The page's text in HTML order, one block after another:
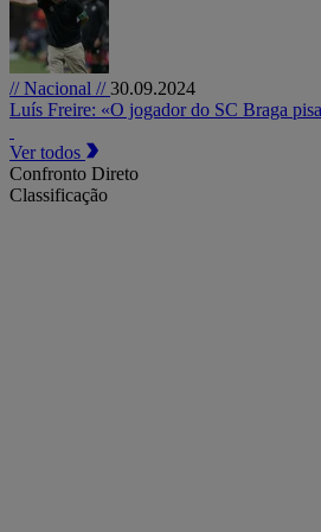
// Nacional //30.09.2024
Luís Freire: «O jogador do SC Braga
Ver todos
Confronto Direto
Classificação